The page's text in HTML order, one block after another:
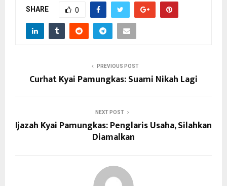
SHARE 0
PREVIOUS POST
Curhat Kyai Pamungkas: Suami Nikah Lagi
NEXT POST
Ijazah Kyai Pamungkas: Penglaris Usaha, Silahkan
Diamalkan